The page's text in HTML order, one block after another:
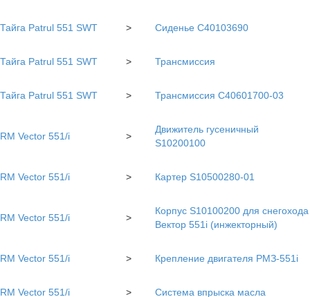
Тайга Patrul 551 SWT > Сиденье С40103690
Тайга Patrul 551 SWT > Трансмиссия
Тайга Patrul 551 SWT > Трансмиссия С40601700-03
RM Vector 551/i >
Движитель гусеничный
S10200100
RM Vector 551/i > Картер S10500280-01
RM Vector 551/i >
Корпус S10100200 для снегохода
Вектор 551i (инжекторный)
RM Vector 551/i > Крепление двигателя РМЗ-551i
RM Vector 551/i > Система впрыска масла